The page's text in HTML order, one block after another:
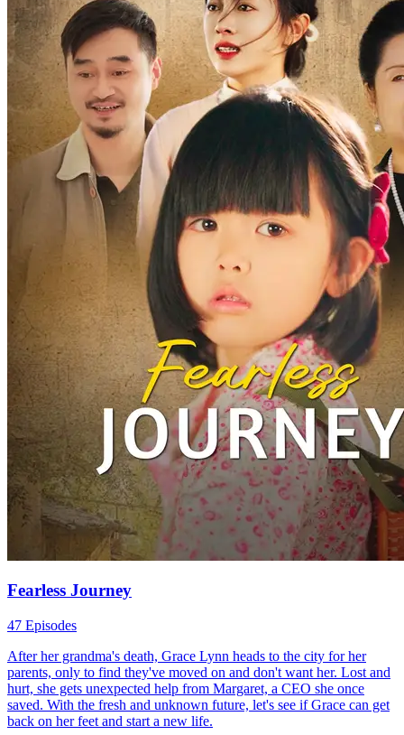
Fearless Journey
47 Episodes
After her grandma's death, Grace Lynn heads to the city for her
parents, only to find they've moved on and don't want her. Lost and
hurt, she gets unexpected help from Margaret, a CEO she once
saved. With the fresh and unknown future, let's see if Grace can get
back on her feet and start a new life.